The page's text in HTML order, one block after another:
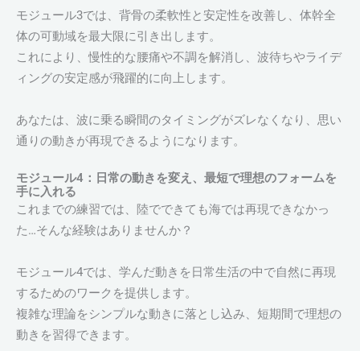
モジュール3では、背骨の柔軟性と安定性を改善し、体幹全
体の可動域を最大限に引き出します。
これにより、慢性的な腰痛や不調を解消し、波待ちやライデ
ィングの安定感が飛躍的に向上します。
あなたは、波に乗る瞬間のタイミングがズレなくなり、思い
通りの動きが再現できるようになります。
モジュール4：日常の動きを変え、最短で理想のフォームを
手に入れる
これまでの練習では、陸でできても海では再現できなかっ
た…そんな経験はありませんか？
モジュール4では、学んだ動きを日常生活の中で自然に再現
するためのワークを提供します。
複雑な理論をシンプルな動きに落とし込み、短期間で理想の
動きを習得できます。